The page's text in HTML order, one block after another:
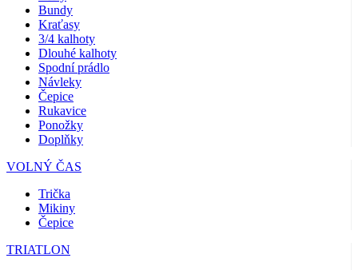
Bundy
Kraťasy
3/4 kalhoty
Dlouhé kalhoty
Spodní prádlo
Návleky
Čepice
Rukavice
Ponožky
Doplňky
VOLNÝ ČAS
Trička
Mikiny
Čepice
TRIATLON